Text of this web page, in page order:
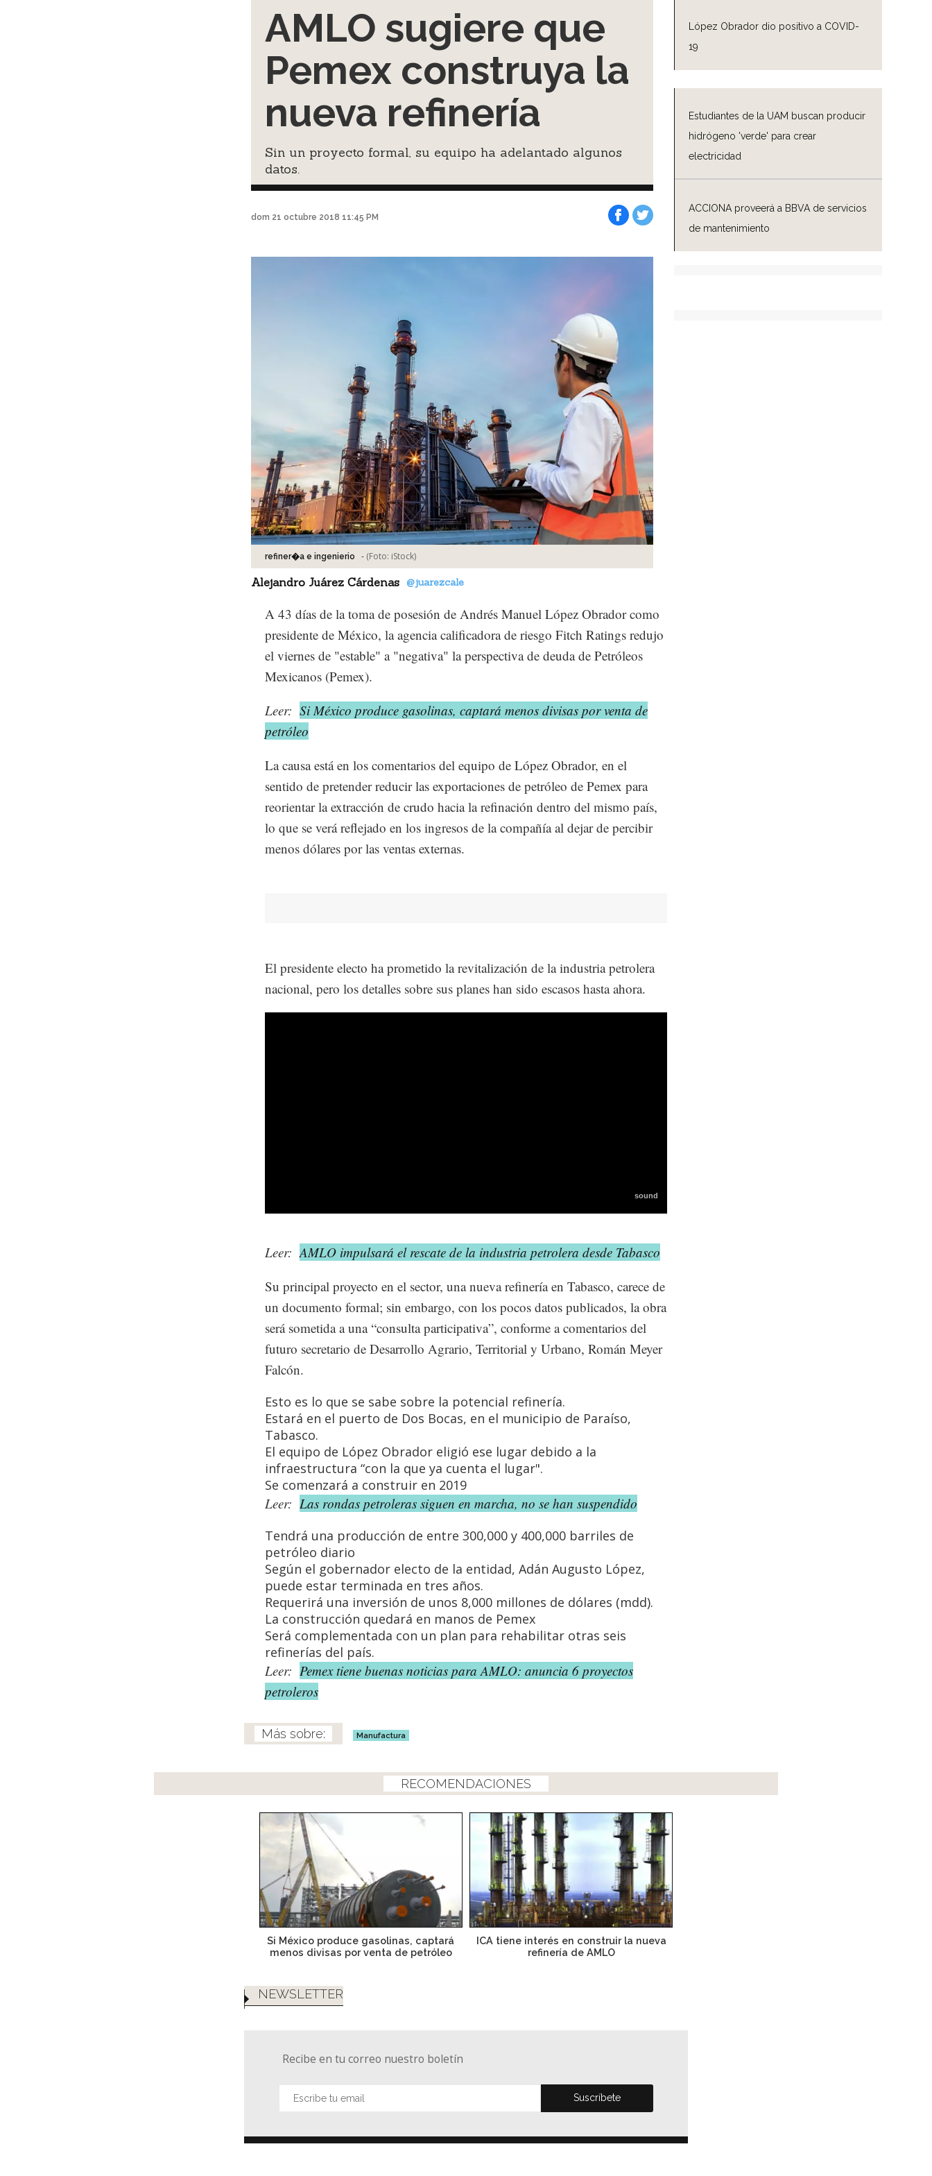
López Obrador dio positivo a COVID-
19
Estudiantes de la UAM buscan producir
hidrógeno 'verde' para crear
electricidad
ACCIONA proveerá a BBVA de servicios
de mantenimiento
AMLO sugiere que
Pemex construya la
nueva refinería
Sin un proyecto formal, su equipo ha adelantado algunos
datos.
dom 21 octubre 2018 11:45 PM
refiner�a e ingenierio - (Foto: iStock)
Alejandro Juárez Cárdenas @juarezcale
A 43 días de la toma de posesión de Andrés Manuel López Obrador como
presidente de México, la agencia calificadora de riesgo Fitch Ratings redujo
el viernes de "estable" a "negativa" la perspectiva de deuda de Petróleos
Mexicanos (Pemex).
Leer: Si México produce gasolinas, captará menos divisas por venta de
petróleo
La causa está en los comentarios del equipo de López Obrador, en el
sentido de pretender reducir las exportaciones de petróleo de Pemex para
reorientar la extracción de crudo hacia la refinación dentro del mismo país,
lo que se verá reflejado en los ingresos de la compañía al dejar de percibir
menos dólares por las ventas externas.
El presidente electo ha prometido la revitalización de la industria petrolera
nacional, pero los detalles sobre sus planes han sido escasos hasta ahora.
Leer: AMLO impulsará el rescate de la industria petrolera desde Tabasco
Su principal proyecto en el sector, una nueva refinería en Tabasco, carece de
un documento formal; sin embargo, con los pocos datos publicados, la obra
será sometida a una “consulta participativa”, conforme a comentarios del
futuro secretario de Desarrollo Agrario, Territorial y Urbano, Román Meyer
Falcón.
Esto es lo que se sabe sobre la potencial refinería.
Estará en el puerto de Dos Bocas, en el municipio de Paraíso,
Tabasco.
El equipo de López Obrador eligió ese lugar debido a la
infraestructura “con la que ya cuenta el lugar".
Se comenzará a construir en 2019
Leer: Las rondas petroleras siguen en marcha, no se han suspendido
Tendrá una producción de entre 300,000 y 400,000 barriles de
petróleo diario
Según el gobernador electo de la entidad, Adán Augusto López,
puede estar terminada en tres años.
Requerirá una inversión de unos 8,000 millones de dólares (mdd).
La construcción quedará en manos de Pemex
Será complementada con un plan para rehabilitar otras seis
refinerías del país.
Leer: Pemex tiene buenas noticias para AMLO: anuncia 6 proyectos
petroleros
Manufactura
RECOMENDACIONES
Si México produce gasolinas, captará
menos divisas por venta de petróleo
ICA tiene interés en construir la nueva
refinería de AMLO
NEWSLETTER
Recibe en tu correo nuestro boletín